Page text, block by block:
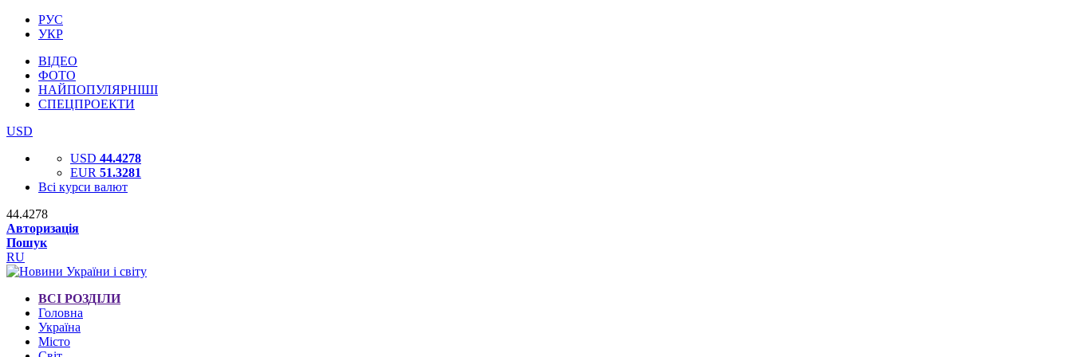
РУС
УКР
ВІДЕО
ФОТО
НАЙПОПУЛЯРНІШІ
СПЕЦПРОЕКТИ
USD
USD 44.4278
EUR 51.3281
Всі курси валют
44.4278
Авторизація
Пошук
RU
ВСІ РОЗДІЛИ
Головна
Україна
Місто